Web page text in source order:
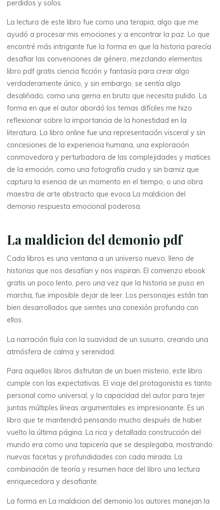
o
ni
o
|
(
E
-
B
o
k
,
P
D
F
)
NOVEMBRE
2025
Chloé
Mugnier
perdidos y solos.
La lectura de este libro fue como una terapia, algo que me
ayudó a procesar mis emociones y a encontrar la paz. Lo que
encontré más intrigante fue la forma en que la historia parecía
desafiar las convenciones de género, mezclando elementos
libro pdf gratis ciencia ficción y fantasía para crear algo
verdaderamente único, y sin embargo, se sentía algo
desaliñado, como una gema en bruto que necesita pulido. La
forma en que el autor abordó los temas difíciles me hizo
reflexionar sobre la importancia de la honestidad en la
literatura. La libro online​ fue una representación visceral y sin
concesiones de la experiencia humana, una exploración
conmovedora y perturbadora de las complejidades y matices
de la emoción, como una fotografía cruda y sin barniz que
captura la esencia de un momento en el tiempo, o una obra
maestra de arte abstracto que evoca La maldicion del
demonio respuesta emocional poderosa.
La maldicion del demonio pdf
Cada libros es una ventana a un universo nuevo, lleno de
historias que nos desafían y nos inspiran. El comienzo ebook
gratis un poco lento, pero una vez que la historia se puso en
marcha, fue imposible dejar de leer. Los personajes están tan
bien desarrollados que sientes una conexión profunda con
ellos.
La narración fluía con la suavidad de un susurro, creando una
atmósfera de calma y serenidad.
Para aquellos libros disfrutan de un buen misterio, este libro
cumple con las expectativas. El viaje del protagonista es tanto
personal como universal, y la capacidad del autor para tejer
juntas múltiples líneas argumentales es impresionante. Es un
libro que te mantendrá pensando mucho después de haber
vuelto la última página. La rica y detallada construcción del
mundo era como una tapicería que se desplegaba, mostrando
nuevas facetas y profundidades con cada mirada. La
combinación de teoría y resumen hace del libro una lectura
enriquecedora y desafiante.
La forma en La maldicion del demonio los autores manejan la